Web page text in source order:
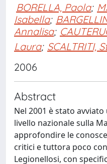
BORELLA, Paola;
Isabella;
Annalisa;
Laura; SCALTRITI,
2006
Abstract
Nel 2001 è stato
livello nazionale sulla
approfondire le
critici e tuttora poco
Legionellosi, con